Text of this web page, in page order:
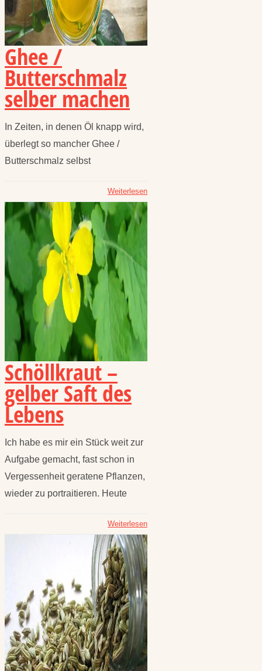
Ghee /
Butterschmalz
selber machen
In Zeiten, in denen Öl knapp wird,
überlegt so mancher Ghee /
Butterschmalz selbst
Weiterlesen
Schöllkraut –
gelber Saft des
Lebens
Ich habe es mir ein Stück weit zur
Aufgabe gemacht, fast schon in
Vergessenheit geratene Pflanzen,
wieder zu portraitieren. Heute
Weiterlesen